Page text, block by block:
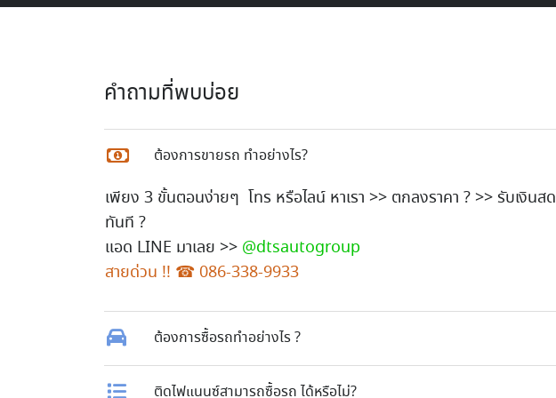
คำถามที่พบบ่อย
ต้องการขายรถ ทำอย่างไร?
เพียง 3 ขั้นตอนง่ายๆ โทร หรือไลน์ หาเรา >> ตกลงราคา ? >> รับเงินสด
ทันที ?
แอด LINE มาเลย >> @dtsautogroup
สายด่วน !! ☎086-338-9933
ต้องการซื้อรถทำอย่างไร ?
ติดไฟแนนซ์สามารถซื้อรถ ได้หรือไม่?